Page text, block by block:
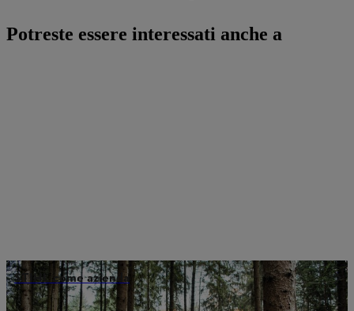
Potreste essere interessati anche a
STIHL come azienda